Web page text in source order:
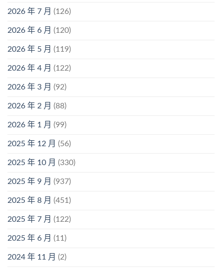
2026 年 7 月 (126)
2026 年 6 月 (120)
2026 年 5 月 (119)
2026 年 4 月 (122)
2026 年 3 月 (92)
2026 年 2 月 (88)
2026 年 1 月 (99)
2025 年 12 月 (56)
2025 年 10 月 (330)
2025 年 9 月 (937)
2025 年 8 月 (451)
2025 年 7 月 (122)
2025 年 6 月 (11)
2024 年 11 月 (2)